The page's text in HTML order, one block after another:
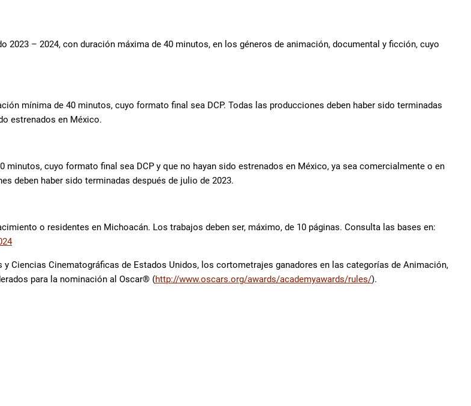
– 2024, con duración máxima de 40 minutos, en los géneros de animación, documental y ficción, cuyo
mínima de 40 minutos, cuyo formato final sea DCP. Todas las producciones deben haber sido terminadas
estrenados en México.
cuyo formato final sea DCP y que no hayan sido estrenados en México, ya sea comercialmente o en
deben haber sido terminadas después de julio de 2023.
o residentes en Michoacán. Los trabajos deben ser, máximo, de 10 páginas. Consulta las bases en:
Ciencias Cinematográficas de Estados Unidos, los cortometrajes ganadores en las categorías de Animación,
para la nominación al Oscar® (http://www.oscars.org/awards/academyawards/rules/).